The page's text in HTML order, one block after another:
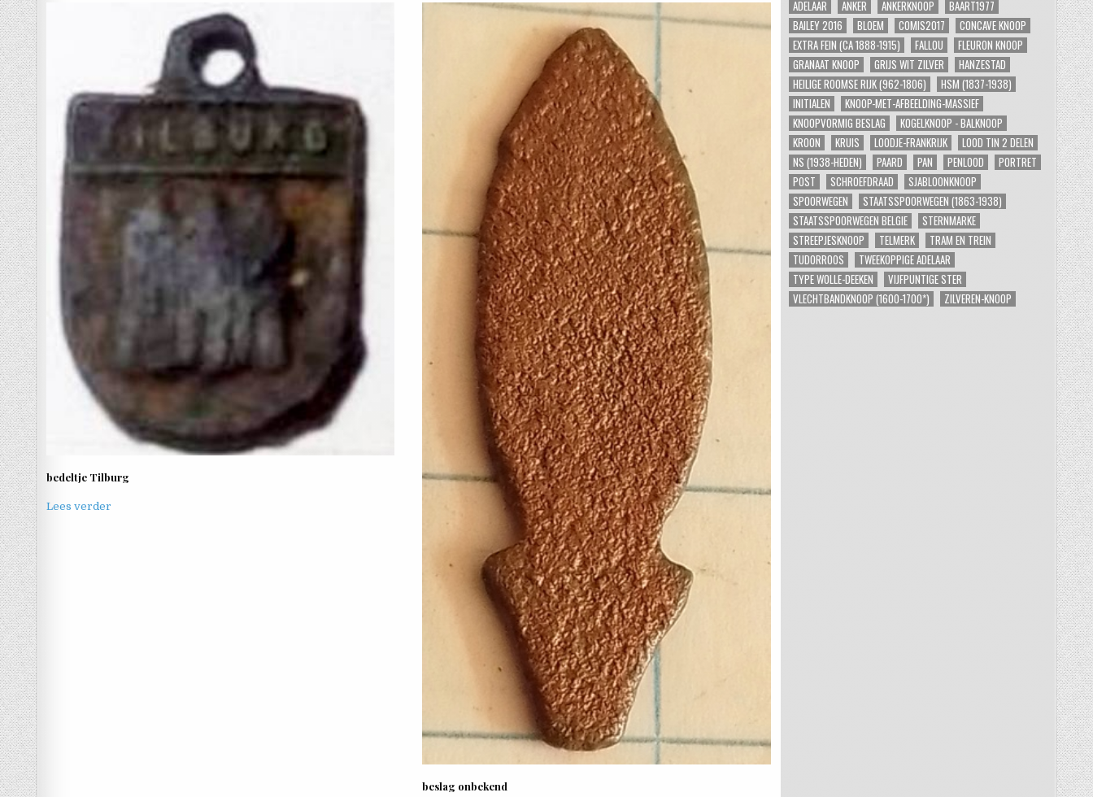
bedeltje Tilburg
Lees verder
beslag onbekend
ADELAAR ANKER ANKERKNOOP
BAART1977
BAILEY 2016
BLOEM COMIS2017
CONCAVE KNOOP
EXTRA FEIN (CA 1888-1915)
FALLOU
FLEURON KNOOP
GRANAAT KNOOP
GRIJS WIT ZILVER
HANZESTAD
HEILIGE ROOMSE RIJK (962-1806)
HSM (1837-1938)
INITIALEN
KNOOP-MET-AFBEELDING-MASSIEF
KNOOPVORMIG BESLAG
KOGELKNOOP - BALKNOOP
KROON
KRUIS LOODJE-FRANKRIJK
LOOD TIN 2 DELEN
NS (1938-HEDEN)
PAARD PAN PENLOOD
PORTRET
POST
SCHROEFDRAAD
SJABLOONKNOOP
SPOORWEGEN
STAATSSPOORWEGEN (1863-1938)
STAATSSPOORWEGEN BELGIE
STERNMARKE
STREEPJESKNOOP
TELMERK
TRAM EN TREIN
TUDORROOS
TWEEKOPPIGE ADELAAR
TYPE WOLLE-DEEKEN
VIJFPUNTIGE STER
VLECHTBANDKNOOP (1600-1700*)
ZILVEREN-KNOOP